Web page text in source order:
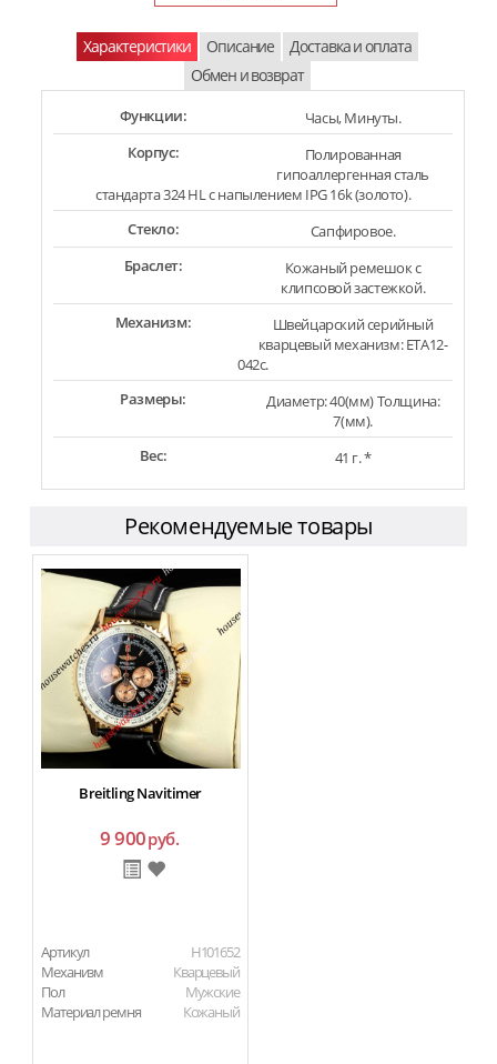
Характеристики Описание
Доставка и оплата
Обмен и возврат
Функции:
Часы, Минуты.
Корпус:
Полированная
гипоаллергенная сталь
стандарта 324 HL с напылением IPG 16k (золото).
Стекло:
Сапфировое.
Браслет:
Кожаный ремешок с
клипсовой застежкой.
Механизм:
Швейцарский серийный
кварцевый механизм: ETA12-
042c.
Размеры:
Диаметр: 40(мм) Толщина:
7(мм).
Вес:
41 г. *
Рекомендуемые товары
Breitling Navitimer
9 900руб.
Артикул
H101652
Механизм
Кварцевый
Пол
Мужские
Материал ремня
Кожаный